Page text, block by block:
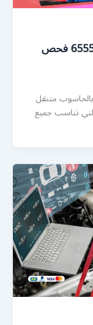
فحص كمبيوتر سيارة متنقل 65557275 فحص
متنقل
تناسب جميع